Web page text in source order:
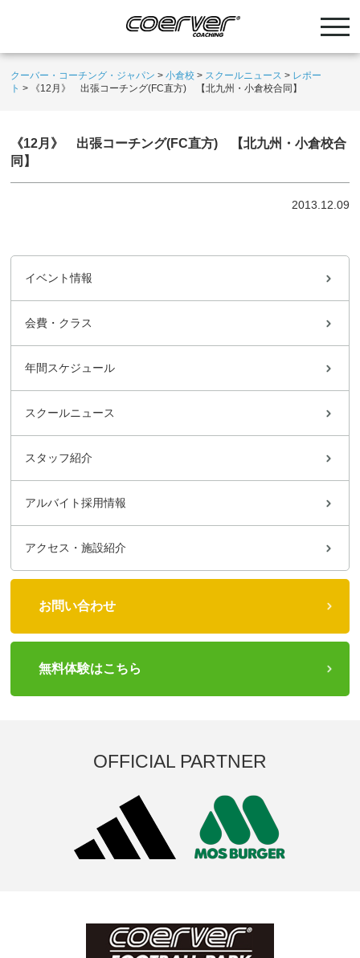
クーバー・コーチング・ジャパン >小倉校 > スクールニュース > レポー
ト > 《12月》 出張コーチング(FC直方) 【北九州・小倉校合同】
《12月》 出張コーチング(FC直方) 【北九州・小倉校合
同】
2013.12.09
イベント情報
会費・クラス
年間スケジュール
スクールニュース
スタッフ紹介
アルバイト採用情報
アクセス・施設紹介
お問い合わせ
無料体験はこちら
OFFICIAL PARTNER